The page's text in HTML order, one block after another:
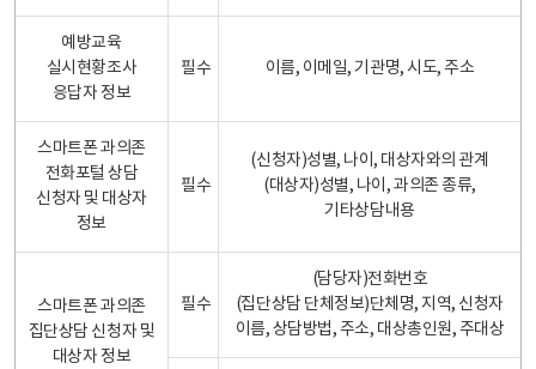
예방교육
실시현황조사
응답자 정보
필수 이름, 이메일, 기관명, 시도, 주소
스마트폰 과의존
전화포털 상담
신청자 및 대상자
정보
필수
(신청자)성별, 나이, 대상자와의 관계
(대상자)성별, 나이, 과의존 종류,
기타상담내용
스마트폰 과의존
집단상담 신청자 및
대상자 정보
필수
(담당자)전화번호
(집단상담 단체정보)단체명, 지역, 신청자
이름, 상담방법, 주소, 대상총인원, 주대상